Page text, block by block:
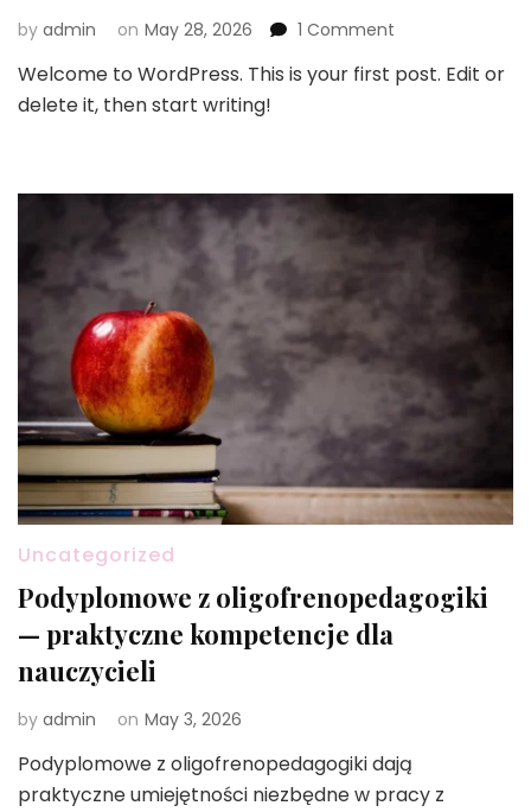
by admin on May 28, 2026 1 Comment
world!
Welcome to WordPress. This is your first post. Edit or
delete it, then start writing!
Uncategorized
Podyplomowe z oligofrenopedagogiki
— praktyczne kompetencje dla
nauczycieli
by admin on May 3, 2026
Podyplomowe z oligofrenopedagogiki dają
praktyczne umiejętności niezbędne w pracy z